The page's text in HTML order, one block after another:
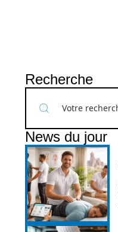
Recherche
News du jour